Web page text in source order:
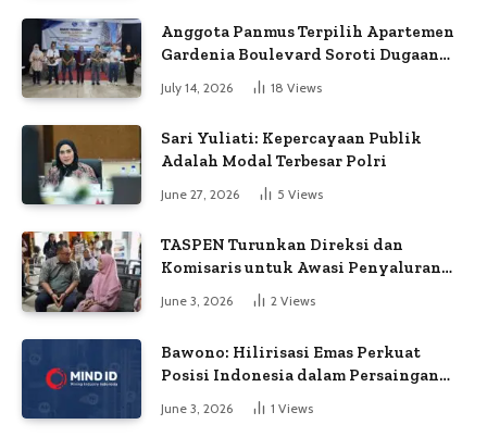
Anggota Panmus Terpilih Apartemen
Gardenia Boulevard Soroti Dugaan
Kejanggalan Voting
July 14, 2026 18 Views
Sari Yuliati: Kepercayaan Publik
Adalah Modal Terbesar Polri
June 27, 2026 5 Views
TASPEN Turunkan Direksi dan
Komisaris untuk Awasi Penyaluran
June 3, 2026 2 Views
Bawono: Hilirisasi Emas Perkuat
Posisi Indonesia dalam Persaingan
Industri Global
June 3, 2026 1 Views